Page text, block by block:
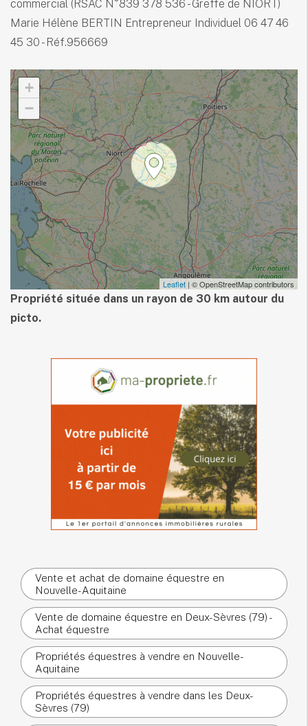
+
−
Leaflet | © OpenStreetMap contributors
Propriété située dans un rayon de 30 km autour du
picto.
commercial (RSAC N°839 378 536 - Greffe de NIORT)
Marie Hélène BERTIN Entrepreneur Individuel 06 47 46
45 30 - Réf.956669
Vente et achat de domaine équestre en
Nouvelle-Aquitaine
Vente de domaine équestre en Deux-Sèvres (79) -
Achat équestre
Propriétés équestres à vendre en Nouvelle-
Aquitaine
Propriétés équestres à vendre dans les Deux-
Sèvres (79)